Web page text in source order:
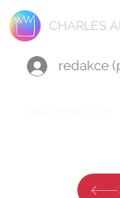
CHARLES
redakce